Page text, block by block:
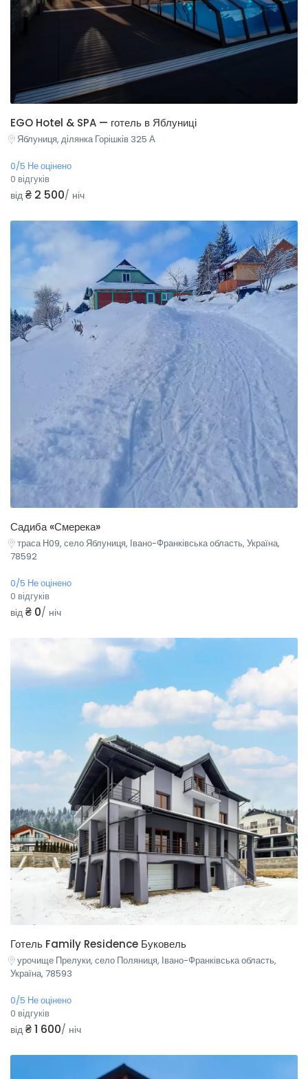
EGO Hotel & SPA — готель в Яблуниці
Яблуниця, ділянка Горішків 325 А
0/5 Не оцінено
0 відгуків
від ₴ 2 500/ ніч
Садиба «Смерека»
траса Н09, село Яблуниця, Івано-Франківська область, Україна,
78592
0/5 Не оцінено
0 відгуків
від ₴ 0/ ніч
Готель Family Residence Буковель
урочище Прелуки, село Поляниця, Івано-Франківська область,
Україна, 78593
0/5 Не оцінено
0 відгуків
від ₴ 1 600/ ніч